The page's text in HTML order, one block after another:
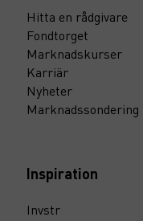
Hitta en rådgivare
Fondtorget
Marknadskurser
Karriär
Nyheter
Marknadssondering
Inspiration
Invstr